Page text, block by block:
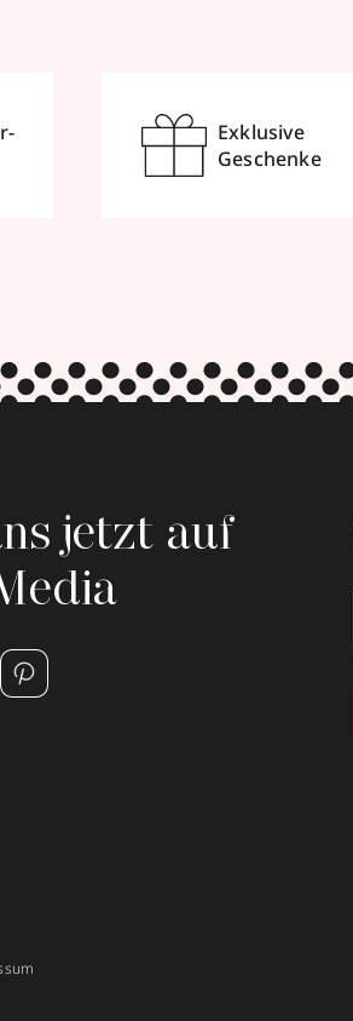
Exklusive
Geschenke
jetzt auf